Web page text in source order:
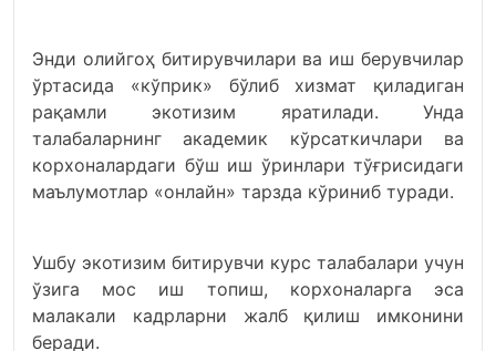
Энди олийгоҳ битирувчилари ва иш берувчилар
ўртасида «кўприк» бўлиб хизмат қиладиган
рақамли экотизим яратилади. Унда
талабаларнинг академик кўрсаткичлари ва
корхоналардаги бўш иш ўринлари тўғрисидаги
маълумотлар «онлайн» тарзда кўриниб туради.
Ушбу экотизим битирувчи курс талабалари учун
ўзига мос иш топиш, корхоналарга эса
малакали кадрларни жалб қилиш имконини
беради.